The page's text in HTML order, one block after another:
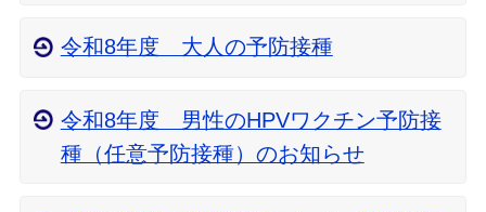
令和8年度 大人の予防接種
令和8年度 男性のHPVワクチン予防接
種（任意予防接種）のお知らせ